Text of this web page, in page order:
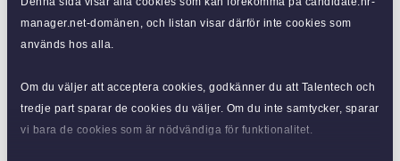
manager.net-domänen, och listan visar därför inte cookies som
används hos alla.
Om du väljer att acceptera cookies, godkänner du att Talentech och
tredje part sparar de cookies du väljer. Om du inte samtycker, sparar
vi bara de cookies som är nödvändiga för funktionalitet.